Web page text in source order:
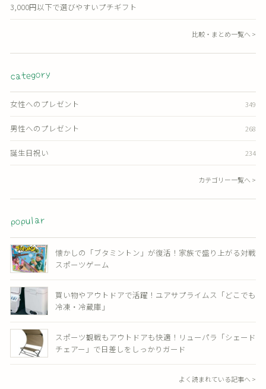
3,000円以下で選びやすいプチギフト
比較・まとめ一覧へ >
category
女性へのプレゼント 349
男性へのプレゼント 268
誕生日祝い 234
カテゴリー一覧へ >
popular
懐かしの「ブタミントン」が復活！家族で盛り上がる対戦
スポーツゲーム
買い物やアウトドアで活躍！ユアサプライムス「どこでも
冷凍・冷蔵庫」
スポーツ観戦もアウトドアも快適！リューパラ「シェード
チェアー」で日差しをしっかりガード
よく読まれている記事へ >